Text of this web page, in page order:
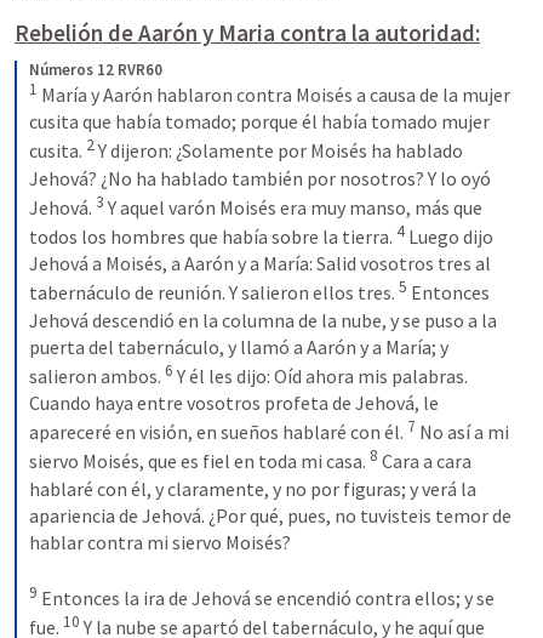
Rebelión de Aarón y Maria contra la autoridad:
Números 12 RVR60
1 María y Aarón hablaron contra Moisés a causa de la mujer
cusita que había tomado; porque él había tomado mujer
cusita. 2 Y dijeron: ¿Solamente por Moisés ha hablado
Jehová? ¿No ha hablado también por nosotros? Y lo oyó
Jehová. 3 Y aquel varón Moisés era muy manso, más que
todos los hombres que había sobre la tierra. 4 Luego dijo
Jehová a Moisés, a Aarón y a María: Salid vosotros tres al
tabernáculo de reunión. Y salieron ellos tres. 5 Entonces
Jehová descendió en la columna de la nube, y se puso a la
puerta del tabernáculo, y llamó a Aarón y a María; y
salieron ambos. 6 Y él les dijo: Oíd ahora mis palabras.
Cuando haya entre vosotros profeta de Jehová, le
apareceré en visión, en sueños hablaré con él. 7 No así a mi
siervo Moisés, que es fiel en toda mi casa. 8 Cara a cara
hablaré con él, y claramente, y no por figuras; y verá la
apariencia de Jehová. ¿Por qué, pues, no tuvisteis temor de
hablar contra mi siervo Moisés?
9 Entonces la ira de Jehová se encendió contra ellos; y se
fue. 10 Y la nube se apartó del tabernáculo, y he aquí que